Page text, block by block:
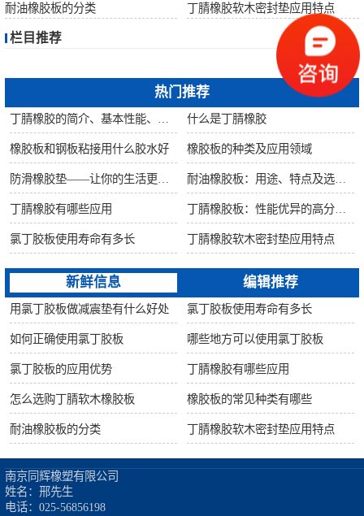
耐油橡胶板的分类
丁腈橡胶软木密封垫应用特点
栏目推荐
热门推荐
什么是丁腈橡胶
橡胶板和钢板粘接用什么胶水好 橡胶板的种类及应用领域
丁腈橡胶有哪些应用
氯丁胶板使用寿命有多长 丁腈橡胶软木密封垫应用特点
新鲜信息 编辑推荐
用氯丁胶板做减震垫有什么好处 氯丁胶板使用寿命有多长
如何正确使用氯丁胶板 哪些地方可以使用氯丁胶板
氯丁胶板的应用优势 丁腈橡胶有哪些应用
怎么选购丁腈软木橡胶板 橡胶板的常见种类有哪些
耐油橡胶板的分类 丁腈橡胶软木密封垫应用特点
南京同辉橡塑有限公司
姓名：邢先生
电话：025-56856198